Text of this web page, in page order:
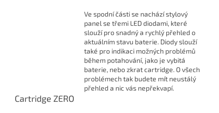
Ve spodní části se nachází stylový
panel se třemi LED diodami, které
slouží pro snadný a rychlý přehled o
aktuálním stavu baterie. Diody slouží
také pro indikaci možných problémů
během potahování, jako je vybitá
baterie, nebo zkrat cartridge. O všech
problémech tak budete mít neustálý
přehled a nic vás nepřekvapí.
Cartridge ZERO